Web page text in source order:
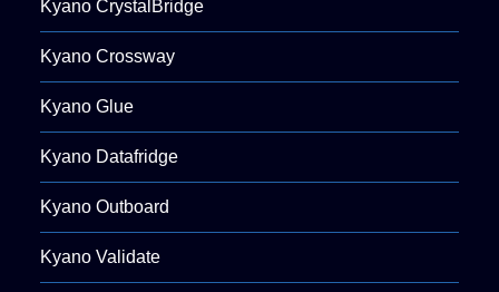
Kyano CrystalBridge
Kyano Crossway
Kyano Glue
Kyano Datafridge
Kyano Outboard
Kyano Validate